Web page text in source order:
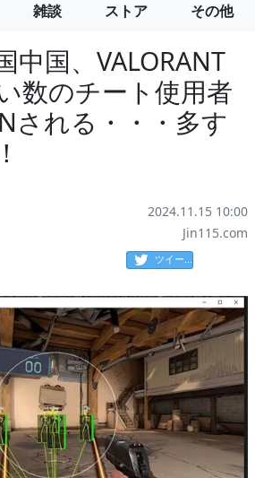
雑談 ストア その他
中国、VALORANT
数のチート使用者
される・・・多す
2024.11.15 10:00
Jin115.com
ツイート